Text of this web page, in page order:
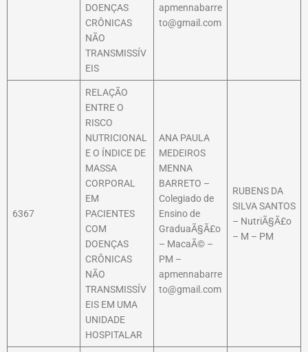
DOENÇAS
CRÔNICAS
NÃO
TRANSMISSÍV
EIS
apmennabarre
to@gmail.com
6367
RELAÇÃO
ENTRE O
RISCO
NUTRICIONAL
E O ÍNDICE DE
MASSA
CORPORAL
EM
PACIENTES
COM
DOENÇAS
CRÔNICAS
NÃO
TRANSMISSÍV
EIS EM UMA
UNIDADE
HOSPITALAR
ANA PAULA
MEDEIROS
MENNA
BARRETO –
Colegiado de
Ensino de
GraduaÃ§Ã£o
– MacaÃ© –
PM –
apmennabarre
to@gmail.com
RUBENS DA
SILVA SANTOS
– NutriÃ§Ã£o
– M – PM